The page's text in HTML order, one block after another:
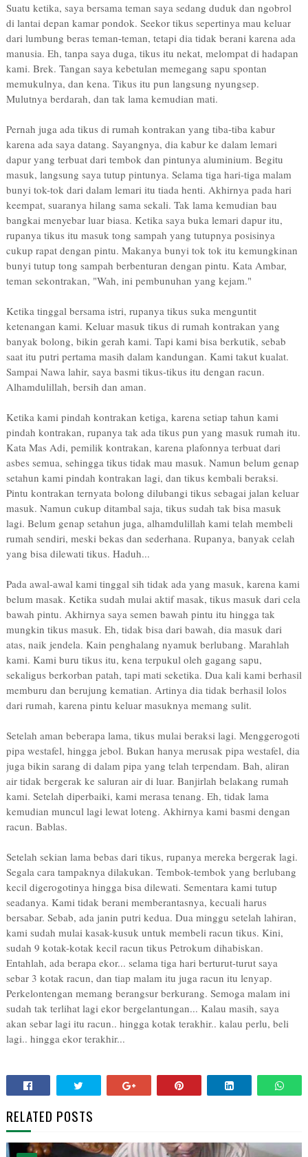
Suatu ketika, saya bersama teman saya sedang duduk dan ngobrol
di lantai depan kamar pondok. Seekor tikus sepertinya mau keluar
dari lumbung beras teman-teman, tetapi dia tidak berani karena ada
manusia. Eh, tanpa saya duga, tikus itu nekat, melompat di hadapan
kami. Brek. Tangan saya kebetulan memegang sapu spontan
memukulnya, dan kena. Tikus itu pun langsung nyungsep.
Mulutnya berdarah, dan tak lama kemudian mati.
Pernah juga ada tikus di rumah kontrakan yang tiba-tiba kabur
karena ada saya datang. Sayangnya, dia kabur ke dalam lemari
dapur yang terbuat dari tembok dan pintunya aluminium. Begitu
masuk, langsung saya tutup pintunya. Selama tiga hari-tiga malam
bunyi tok-tok dari dalam lemari itu tiada henti. Akhirnya pada hari
keempat, suaranya hilang sama sekali. Tak lama kemudian bau
bangkai menyebar luar biasa. Ketika saya buka lemari dapur itu,
rupanya tikus itu masuk tong sampah yang tutupnya posisinya
cukup rapat dengan pintu. Makanya bunyi tok tok itu kemungkinan
bunyi tutup tong sampah berbenturan dengan pintu. Kata Ambar,
teman sekontrakan, "Wah, ini pembunuhan yang kejam."
Ketika tinggal bersama istri, rupanya tikus suka menguntit
ketenangan kami. Keluar masuk tikus di rumah kontrakan yang
banyak bolong, bikin gerah kami. Tapi kami bisa berkutik, sebab
saat itu putri pertama masih dalam kandungan. Kami takut kualat.
Sampai Nawa lahir, saya basmi tikus-tikus itu dengan racun.
Alhamdulillah, bersih dan aman.
Ketika kami pindah kontrakan ketiga, karena setiap tahun kami
pindah kontrakan, rupanya tak ada tikus pun yang masuk rumah itu.
Kata Mas Adi, pemilik kontrakan, karena plafonnya terbuat dari
asbes semua, sehingga tikus tidak mau masuk. Namun belum genap
setahun kami pindah kontrakan lagi, dan tikus kembali beraksi.
Pintu kontrakan ternyata bolong dilubangi tikus sebagai jalan keluar
masuk. Namun cukup ditambal saja, tikus sudah tak bisa masuk
lagi. Belum genap setahun juga, alhamdulillah kami telah membeli
rumah sendiri, meski bekas dan sederhana. Rupanya, banyak celah
yang bisa dilewati tikus. Haduh...
Pada awal-awal kami tinggal sih tidak ada yang masuk, karena kami
belum masak. Ketika sudah mulai aktif masak, tikus masuk dari cela
bawah pintu. Akhirnya saya semen bawah pintu itu hingga tak
mungkin tikus masuk. Eh, tidak bisa dari bawah, dia masuk dari
atas, naik jendela. Kain penghalang nyamuk berlubang. Marahlah
kami. Kami buru tikus itu, kena terpukul oleh gagang sapu,
sekaligus berkorban patah, tapi mati seketika. Dua kali kami berhasil
memburu dan berujung kematian. Artinya dia tidak berhasil lolos
dari rumah, karena pintu keluar masuknya memang sulit.
Setelah aman beberapa lama, tikus mulai beraksi lagi. Menggerogoti
pipa westafel, hingga jebol. Bukan hanya merusak pipa westafel, dia
juga bikin sarang di dalam pipa yang telah terpendam. Bah, aliran
air tidak bergerak ke saluran air di luar. Banjirlah belakang rumah
kami. Setelah diperbaiki, kami merasa tenang. Eh, tidak lama
kemudian muncul lagi lewat loteng. Akhirnya kami basmi dengan
racun. Bablas.
Setelah sekian lama bebas dari tikus, rupanya mereka bergerak lagi.
Segala cara tampaknya dilakukan. Tembok-tembok yang berlubang
kecil digerogotinya hingga bisa dilewati. Sementara kami tutup
seadanya. Kami tidak berani memberantasnya, kecuali harus
bersabar. Sebab, ada janin putri kedua. Dua minggu setelah lahiran,
kami sudah mulai kasak-kusuk untuk membeli racun tikus. Kini,
sudah 9 kotak-kotak kecil racun tikus Petrokum dihabiskan.
Entahlah, ada berapa ekor... selama tiga hari berturut-turut saya
sebar 3 kotak racun, dan tiap malam itu juga racun itu lenyap.
Perkelontengan memang berangsur berkurang. Semoga malam ini
sudah tak terlihat lagi ekor bergelantungan... Kalau masih, saya
akan sebar lagi itu racun.. hingga kotak terakhir.. kalau perlu, beli
lagi.. hingga ekor terakhir...
RELATED POSTS